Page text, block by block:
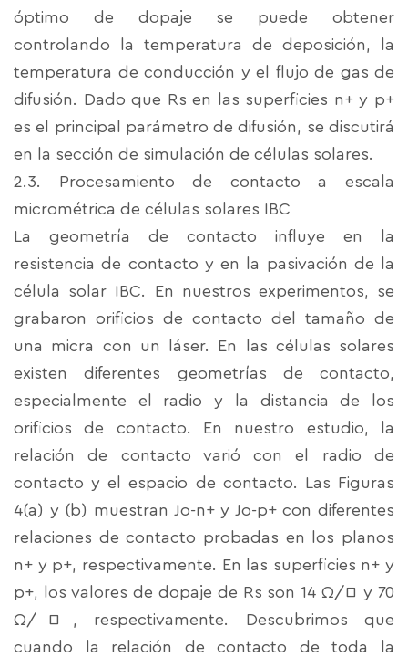
óptimo de dopaje se puede obtener
controlando la temperatura de deposición, la
temperatura de conducción y el flujo de gas de
difusión. Dado que Rs en las superficies n+ y p+
es el principal parámetro de difusión, se discutirá
en la sección de simulación de células solares.
2.3. Procesamiento de contacto a escala
micrométrica de células solares IBC
La geometría de contacto influye en la
resistencia de contacto y en la pasivación de la
célula solar IBC. En nuestros experimentos, se
grabaron orificios de contacto del tamaño de
una micra con un láser. En las células solares
existen diferentes geometrías de contacto,
especialmente el radio y la distancia de los
orificios de contacto. En nuestro estudio, la
relación de contacto varió con el radio de
contacto y el espacio de contacto. Las Figuras
4(a) y (b) muestran Jo-n+ y Jo-p+ con diferentes
relaciones de contacto probadas en los planos
n+ y p+, respectivamente. En las superficies n+ y
p+, los valores de dopaje de Rs son 14 Ω/□ y 70
Ω/□, respectivamente. Descubrimos que
cuando la relación de contacto de toda la